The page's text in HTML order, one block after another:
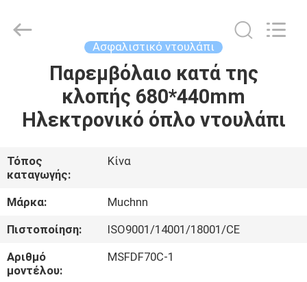
ΠΡΟΪΌΝΤΑ
ΠΕΡΊΠΟΥ
ΕΜΕΊΣ
ΓΎΡΟΣ
ΕΡΓΟΣΤΑΣΊΩΝ
Rights
Reserved.
Ασφαλιστικό ντουλάπι
Παρεμβόλαιο κατά της
κλοπής 680*440mm
Ηλεκτρονικό όπλο ντουλάπι
Τόπος
καταγωγής:
Κίνα
Μάρκα:
Muchnn
Πιστοποίηση:
ISO9001/14001/18001/CE
Αριθμό
μοντέλου:
MSFDF70C-1